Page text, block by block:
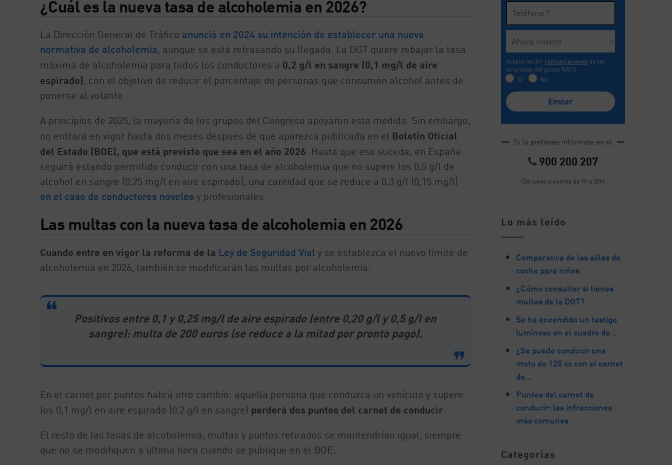
¿Cuál es la nueva tasa de alcoholemia en 2026?
La Dirección General de Tráfico anunció en 2024 su intención de establecer una nueva
normativa de alcoholemia, aunque se está retrasando su llegada. La DGT quiere rebajar la tasa
máxima de alcoholemia para todos los conductores a 0,2 g/l en sangre (0,1 mg/l de aire
espirado), con el objetivo de reducir el porcentaje de personas que consumen alcohol antes de
ponerse al volante.
A principios de 2025, la mayoría de los grupos del Congreso apoyaron esta medida. Sin embargo,
no entrará en vigor hasta dos meses después de que aparezca publicada en el Boletín Oficial
del Estado (BOE), que está previsto que sea en el año 2026. Hasta que eso suceda, en España
seguirá estando permitido conducir con una tasa de alcoholemia que no supere los 0,5 g/l de
alcohol en sangre (0,25 mg/l en aire espirado), una cantidad que se reduce a 0,3 g/l (0,15 mg/l)
en el caso de conductores noveles y profesionales.
Las multas con la nueva tasa de alcoholemia en 2026
Cuando entre en vigor la reforma de la Ley de Seguridad Vialy se establezca el nuevo límite de
alcoholemia en 2026, también se modificarán las multas por alcoholemia:
Positivos entre 0,1 y 0,25 mg/l de aire espirado (entre 0,20 g/l y 0,5 g/l en
sangre): multa de 200 euros (se reduce a la mitad por pronto pago).
En el carnet por puntos habrá otro cambio: aquella persona que conduzca un vehículo y supere
los 0,1 mg/l en aire espirado (0,2 g/l en sangre) perderá dos puntos del carnet de conducir.
El resto de las tasas de alcoholemia, multas y puntos retirados se mantendrían igual, siempre
que no se modifiquen a última hora cuando se publique en el BOE:
Acepto recibir comunicaciones de las
empresas del grupo RACE
Sí
No
Si lo prefieres infórmate en el
900 200 207
(De lunes a viernes de 9h a 20h)
Lo más leído
Comparativa de las sillas de
coche para niños
¿Cómo consultar si tienes
multas de la DGT?
Se ha encendido un testigo
luminoso en el cuadro de…
¿Se puede conducir una
moto de 125 cc con el carnet
de…
Puntos del carnet de
conducir: las infracciones
más comunes
Categorías